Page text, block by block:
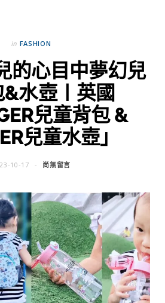
in FASHION
的心目中夢幻兒
水壺〡英國
兒童背包 &
兒童水壺」
10-17 尚無留言